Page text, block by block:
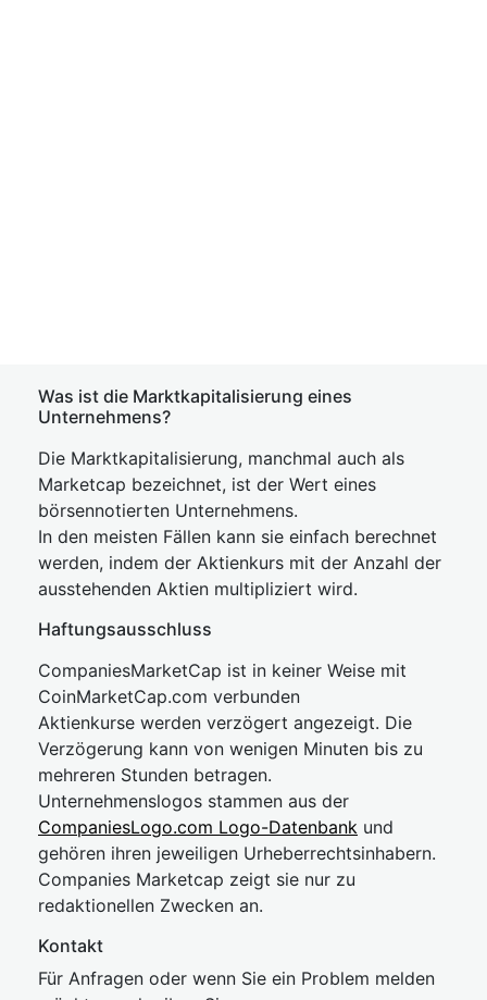
Was ist die Marktkapitalisierung eines
Unternehmens?
Die Marktkapitalisierung, manchmal auch als
Marketcap bezeichnet, ist der Wert eines
börsennotierten Unternehmens.
In den meisten Fällen kann sie einfach berechnet
werden, indem der Aktienkurs mit der Anzahl der
ausstehenden Aktien multipliziert wird.
Haftungsausschluss
CompaniesMarketCap ist in keiner Weise mit
CoinMarketCap.com verbunden
Aktienkurse werden verzögert angezeigt. Die
Verzögerung kann von wenigen Minuten bis zu
mehreren Stunden betragen.
Unternehmenslogos stammen aus der
CompaniesLogo.com Logo-Datenbank und
gehören ihren jeweiligen Urheberrechtsinhabern.
Companies Marketcap zeigt sie nur zu
redaktionellen Zwecken an.
Kontakt
Für Anfragen oder wenn Sie ein Problem melden